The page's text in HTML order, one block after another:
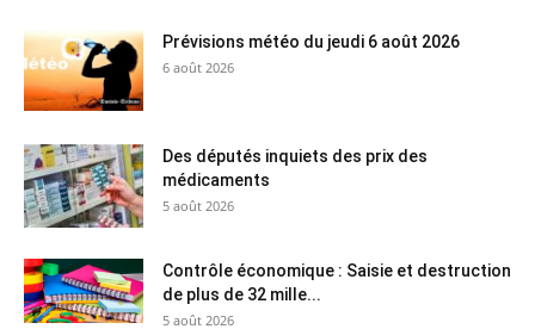
Prévisions météo du jeudi 6 août 2026
6 août 2026
Des députés inquiets des prix des
médicaments
5 août 2026
Contrôle économique : Saisie et destruction
de plus de 32 mille...
5 août 2026